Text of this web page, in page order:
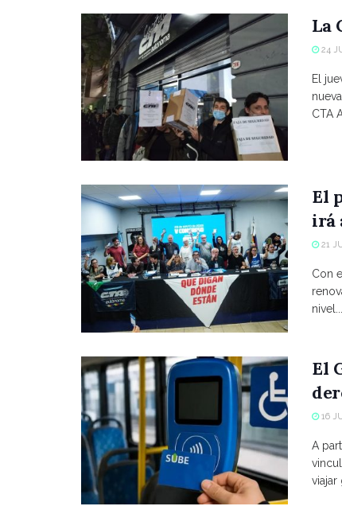
La
24
El
CTA
El
irá
21
Con
nivel...
El
16
A
viajar